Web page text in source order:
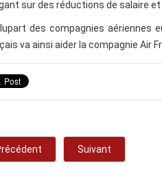
sur des réductions de salaire
des compagnies aériennes
va ainsi aider la compagnie Air
Suivant